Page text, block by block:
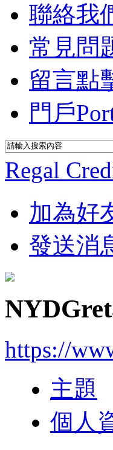
聯絡我
常見問
留言點
門戶
Regal
加為好
發送消
https://
主題
個人